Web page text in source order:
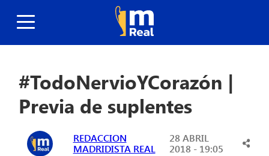
#TodoNervioYCorazón |
Previa de suplentes
REDACCION
MADRIDISTA REAL
28 ABRIL
2018 - 19:05